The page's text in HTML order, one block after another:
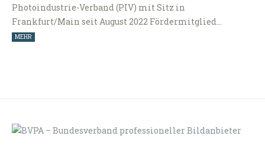
Photoindustrie-Verband (PIV) mit Sitz in
Frankfurt/Main seit August 2022 Fördermitglied…
MEHR